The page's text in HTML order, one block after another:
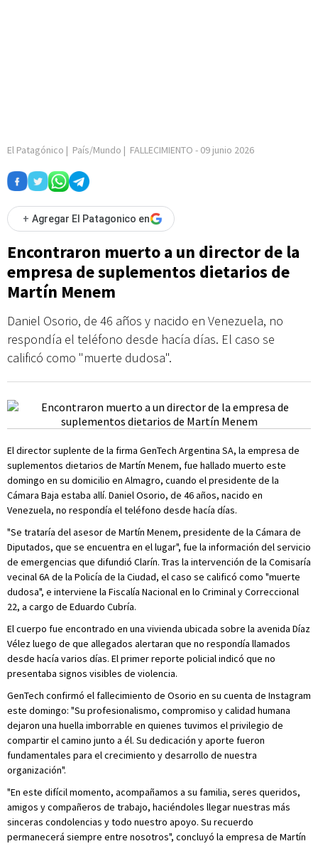
El Patagónico | País/Mundo | FALLECIMIENTO - 09 junio 2026
+ Agregar El Patagonico en
Encontraron muerto a un director de la
empresa de suplementos dietarios de
Martín Menem
Daniel Osorio, de 46 años y nacido en Venezuela, no
respondía el teléfono desde hacía días. El caso se
calificó como "muerte dudosa".
El director suplente de la firma GenTech Argentina SA, la empresa de
suplementos dietarios de Martín Menem, fue hallado muerto este
domingo en su domicilio en Almagro, cuando el presidente de la
Cámara Baja estaba allí. Daniel Osorio, de 46 años, nacido en
Venezuela, no respondía el teléfono desde hacía días.
"Se trataría del asesor de Martín Menem, presidente de la Cámara de
Diputados, que se encuentra en el lugar", fue la información del servicio
de emergencias que difundió Clarín. Tras la intervención de la Comisaría
vecinal 6A de la Policía de la Ciudad, el caso se calificó como "muerte
dudosa", e interviene la Fiscalía Nacional en lo Criminal y Correccional
22, a cargo de Eduardo Cubría.
El cuerpo fue encontrado en una vivienda ubicada sobre la avenida Díaz
Vélez luego de que allegados alertaran que no respondía llamados
desde hacía varios días. El primer reporte policial indicó que no
presentaba signos visibles de violencia.
GenTech confirmó el fallecimiento de Osorio en su cuenta de Instagram
este domingo: "Su profesionalismo, compromiso y calidad humana
dejaron una huella imborrable en quienes tuvimos el privilegio de
compartir el camino junto a él. Su dedicación y aporte fueron
fundamentales para el crecimiento y desarrollo de nuestra
organización".
"En este difícil momento, acompañamos a su familia, seres queridos,
amigos y compañeros de trabajo, haciéndoles llegar nuestras más
sinceras condolencias y todo nuestro apoyo. Su recuerdo
permanecerá siempre entre nosotros", concluyó la empresa de Martín